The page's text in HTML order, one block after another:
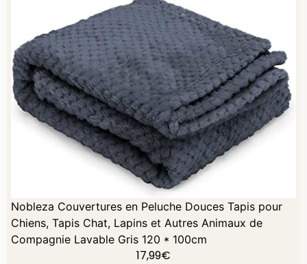
Nobleza Couvertures en Peluche Douces Tapis pour
Chiens, Tapis Chat, Lapins et Autres Animaux de
Compagnie Lavable Gris 120 * 100cm
17,99€